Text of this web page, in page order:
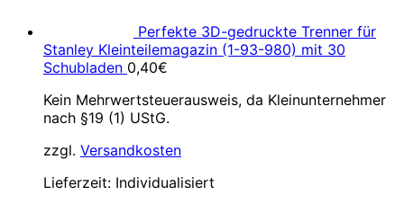
Perfekte 3D-gedruckte Trenner für
Stanley Kleinteilemagazin (1-93-980) mit 30
Schubladen 0,40€
Kein Mehrwertsteuerausweis, da Kleinunternehmer
nach §19 (1) UStG.
zzgl. Versandkosten
Lieferzeit: Individualisiert